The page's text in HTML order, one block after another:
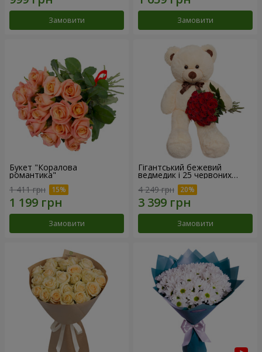
Замовити Замовити
Букет "Коралова
романтика"
1 411 грн
Замовити
Гігантський бежевий
ведмедик і 25 червоних
троянд
4 249 грн
Замовити